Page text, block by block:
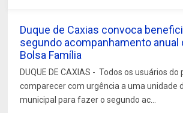
Duque de Caxias convoca
segundo acompanhamento anual
Bolsa Família
DUQUE DE CAXIAS - Todos os usuários
comparecer com urgência a uma unidade
municipal para fazer o segundo ac...